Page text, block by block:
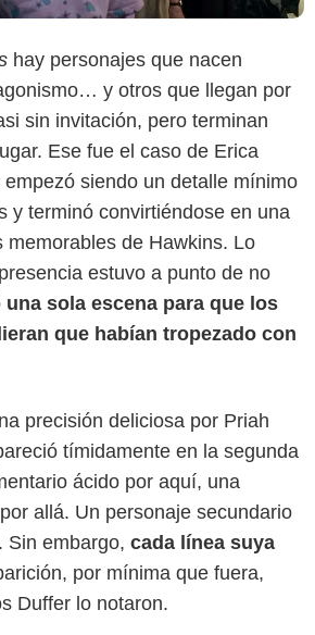
hay personajes que nacen
y otros que llegan por
sin invitación, pero terminan
Ese fue el caso de Erica
siendo un detalle mínimo
y terminó convirtiéndose en una
memorables de Hawkins. Lo
estuvo a punto de no
una sola escena para que los
que habían tropezado con
precisión deliciosa por Priah
tímidamente en la segunda
ácido por aquí, una
allá. Un personaje secundario
Sin embargo, cada línea suya
por mínima que fuera,
Duffer lo notaron.